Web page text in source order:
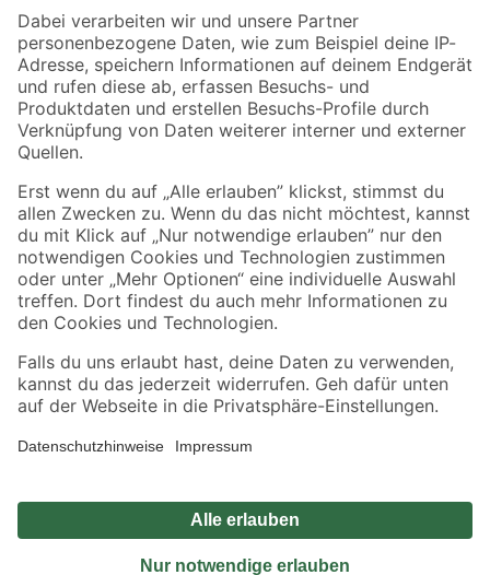
Zahlungsarten Versandarten
Sicher einkaufen
Jetzt die toom-App herunterladen
Alle Preisangaben in EUR inkl. gesetzl. MwSt.. Die dargestellten Angebote sind unter
Umständen nicht in allen Märkten verfügbar. Die angegebenen Verfügbarkeiten beziehen
Produkte nur solange der Vorrat reicht.
*Paketversand ab 59 € versandkostenfrei, gilt nicht für Artikel mit Speditionsversand, hier
Privatsphäre Impressum
Nutzungsbedingungen
Widerrufsrecht
Vertrag widerrufen